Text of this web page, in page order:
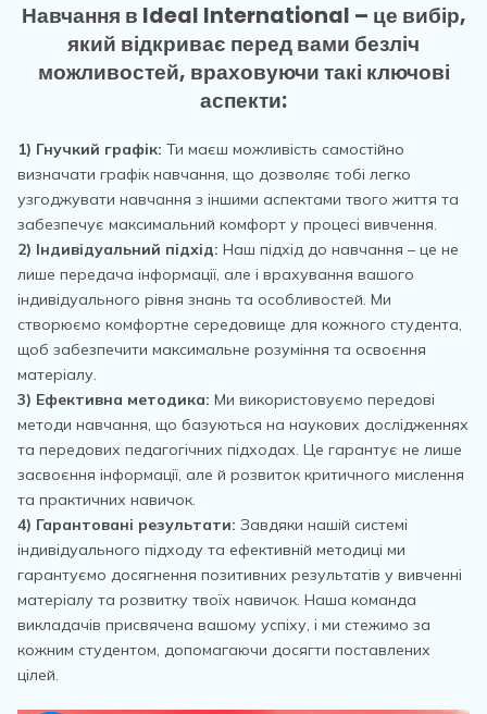
Навчання в Ideal International – це вибір,
який відкриває перед вами безліч
можливостей, враховуючи такі ключові
аспекти:
1) Гнучкий графік: Ти маєш можливість самостійно
визначати графік навчання, що дозволяє тобі легко
узгоджувати навчання з іншими аспектами твого життя та
забезпечує максимальний комфорт у процесі вивчення.
2) Індивідуальний підхід: Наш підхід до навчання – це не
лише передача інформації, але і врахування вашого
індивідуального рівня знань та особливостей. Ми
створюємо комфортне середовище для кожного студента,
щоб забезпечити максимальне розуміння та освоєння
матеріалу.
3) Ефективна методика: Ми використовуємо передові
методи навчання, що базуються на наукових дослідженнях
та передових педагогічних підходах. Це гарантує не лише
засвоєння інформації, але й розвиток критичного мислення
та практичних навичок.
4) Гарантовані результати: Завдяки нашій системі
індивідуального підходу та ефективній методиці ми
гарантуємо досягнення позитивних результатів у вивченні
матеріалу та розвитку твоїх навичок. Наша команда
викладачів присвячена вашому успіху, і ми стежимо за
кожним студентом, допомагаючи досягти поставлених
цілей.